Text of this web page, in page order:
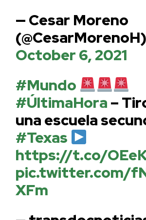
— Cesar Moreno
(@CesarMorenoH)
October 6, 2021
#Mundo
#ÚltimaHora –
una escuela
#Texas
https://t.co/
pic.twitter.com/
XFm